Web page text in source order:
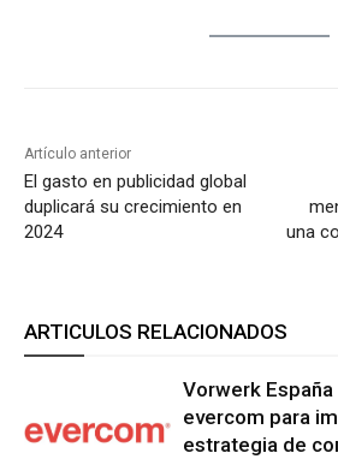
Artículo anterior
El gasto en publicidad global
duplicará su crecimiento en
2024
una
ARTICULOS RELACIONADOS
Vorwerk
evercom para
estrategia de